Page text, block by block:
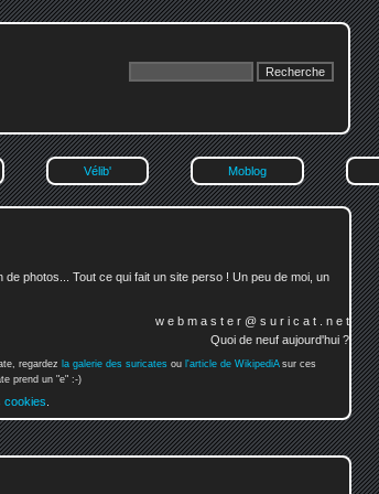
Vélib' Moblog
photos... Tout ce qui fait un site perso ! Un peu de moi, un
w e b m a s t e r @ s u r i c a t . n e t
Quoi de neuf aujourd'hui ?
regardez la galerie des suricates ou l'article de WikipediAsur ces
prend un "e" :-)
cookies